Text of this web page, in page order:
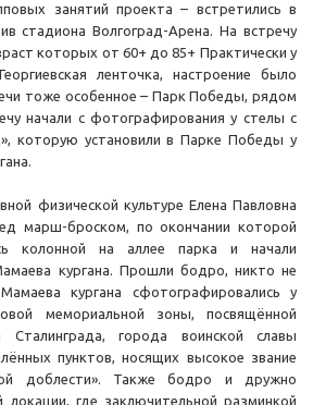
занятий проекта – встретились в
стадиона Волгоград-Арена. На встречу
которых от 60+ до 85+ Практически у
ленточка, настроение было
тоже особенное – Парк Победы, рядом
начали с фотографирования у стелы с
которую установили в Парке Победы у
физической культуре Елена Павловна
марш-броском, по окончании которой
колонной на аллее парка и начали
кургана. Прошли бодро, никто не
кургана сфотографировались у
мемориальной зоны, посвящённой
Сталинграда, города воинской славы
пунктов, носящих высокое звание
доблести». Также бодро и дружно
локации, где заключительной разминкой